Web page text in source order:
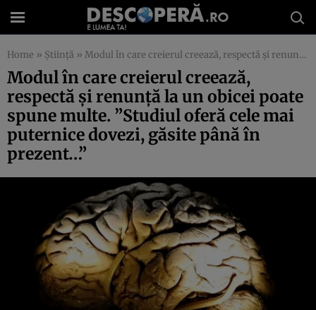
Home » Știință » Modul în care creierul creează, respectă şi renunţă la un obicei poate spune multe. ”Studiul oferă cele mai puternice dovezi, găsite până în prezent…”
Modul în care creierul creează,
respectă şi renunţă la un obicei poate
spune multe. ”Studiul oferă cele mai
puternice dovezi, găsite până în
prezent…”